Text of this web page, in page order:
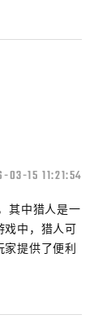
03-15 11:21:54
其中猎人是一
戏中，猎人可
家提供了便利